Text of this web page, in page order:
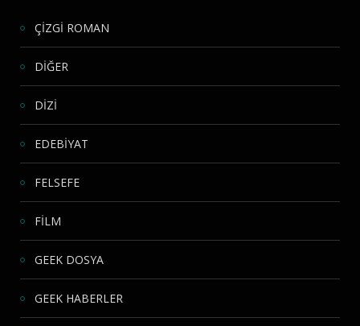
ÇİZGİ ROMAN
DİĞER
DİZİ
EDEBİYAT
FELSEFE
FİLM
GEEK DOSYA
GEEK HABERLER